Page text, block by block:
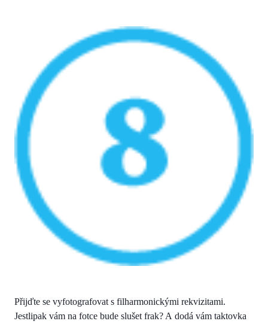
Přijďte se vyfotografovat s filharmonickými rekvizitami.
Jestlipak vám na fotce bude slušet frak? A dodá vám taktovka